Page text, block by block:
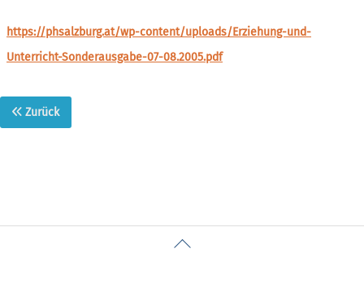
https://phsalzburg.at/wp-content/uploads/Erziehung-und-
Unterricht-Sonderausgabe-07-08.2005.pdf
Zurück
Back